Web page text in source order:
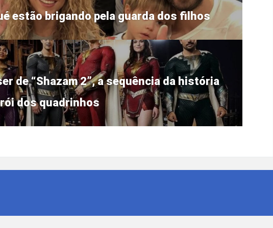
estão brigando pela guarda dos filhos
de “Shazam 2”, a sequência da história
dos quadrinhos